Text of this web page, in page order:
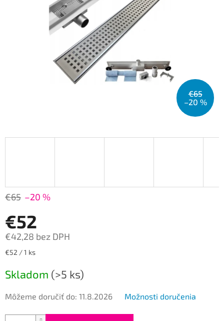
€65
–20 %
€65 –20 %
€52
€42,28 bez DPH
Jednotková
€52 / 1 ks
Skladom (>5 ks)
Môžeme doručiť do: 11.8.2026 Možnosti doručenia